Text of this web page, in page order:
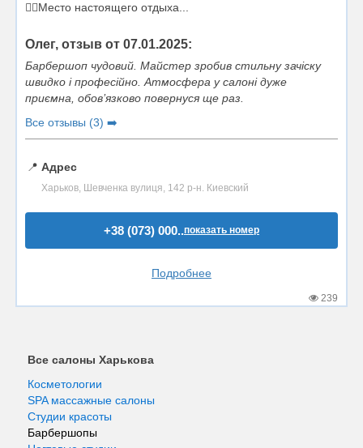
💆‍♂️Место настоящего отдыха...
Олег, отзыв от 07.01.2025:
Барбершоп чудовий. Майстер зробив стильну зачіску
швидко і професійно. Атмосфера у салоні дуже
приємна, обов’язково повернуся ще раз.
Все отзывы (3) ➡️
📍 Адрес
Харьков, Шевченка вулиця, 142 р-н. Киевский
+38 (073) 000..показать номер
Подробнее
239
Все салоны Харькова
Косметологии
SPA массажные салоны
Студии красоты
Барбершопы